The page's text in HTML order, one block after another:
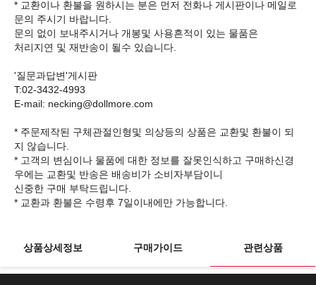
* 교환이나 환불을 원하시는 분은 먼저 전화나 게시판이나 메일로
문의 주시기 바랍니다.
문의 없이 보내주시거나 개봉및 사용흔적이 있는 물품은
처리지연 및 재반송이 될수 있습니다.
'질문과답변'게시판
T:02-3432-4993
E-mail: necking@dollmore.com
* 주문제작된 구체관절인형및 의상등의 상품은 교환및 환불이 되
지 않습니다.
* 고객의 변심이나 물품에 대한 정보를 잘못인식하고 구매하신경
우에는 교환및 반송은 배송비가 소비자부담이니
신중한 구매 부탁드립니다.
상품상세정보 구매가이드 관련상품